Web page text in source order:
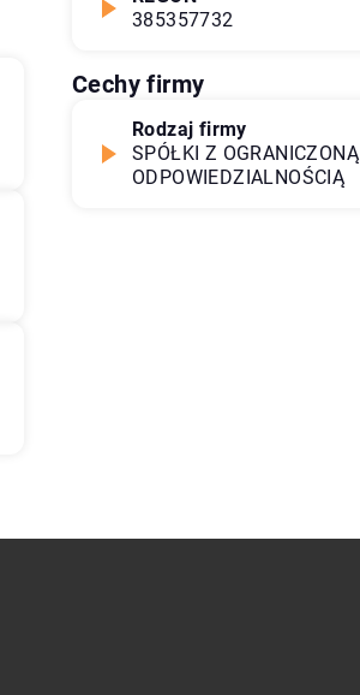
385357732
Cechy firmy
Rodzaj firmy
SPÓŁKI Z OGRANICZONĄ
ODPOWIEDZIALNOŚCIĄ